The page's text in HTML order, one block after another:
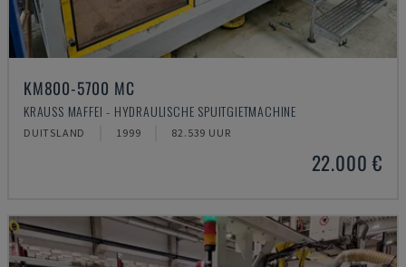
KM800-5700 MC
KRAUSS MAFFEI - HYDRAULISCHE SPUITGIETMACHINE
DUITSLAND 1999 82.539 UUR
22.000 €